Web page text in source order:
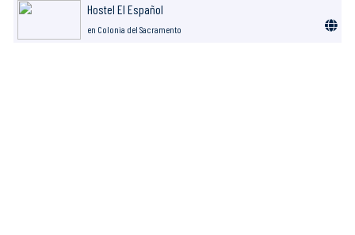
Hostel El Español
en Colonia del Sacramento